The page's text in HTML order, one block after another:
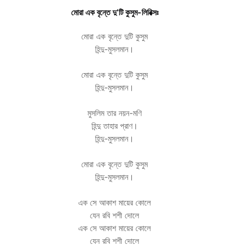
মোরা এক বৃন্তে দু’টি কুসুম-লিরিক্সঃ
মোরা এক বৃন্তে দুটি কুসুম
হিন্দু-মুসলমান।
মোরা এক বৃন্তে দুটি কুসুম
হিন্দু-মুসলমান।
মুসলিম তার নয়ন-মণি
হিন্দু তাহার প্রাণ।
হিন্দু-মুসলমান।
মোরা এক বৃন্তে দুটি কুসুম
হিন্দু-মুসলমান।
এক সে আকাশ মায়ের কোলে
যেন রবি শশী দোলে
এক সে আকাশ মায়ের কোলে
যেন রবি শশী দোলে